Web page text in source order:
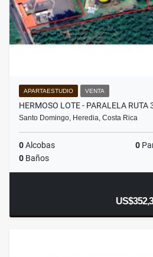
APARTAESTUDIO VENTA
HERMOSO LOTE - PARALELA RUTA
Santo Domingo, Heredia, Costa Rica
0Alcobas 0
0 Baños